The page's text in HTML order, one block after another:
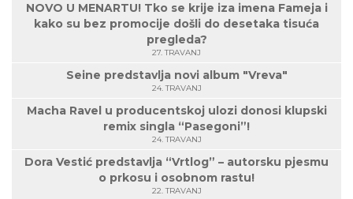
NOVO U MENARTU! Tko se krije iza imena Fameja i
kako su bez promocije došli do desetaka tisuća
pregleda?
27. TRAVANJ
Seine predstavlja novi album "Vreva"
24. TRAVANJ
Macha Ravel u producentskoj ulozi donosi klupski
remix singla “Pasegoni”!
24. TRAVANJ
Dora Vestić predstavlja “Vrtlog” – autorsku pjesmu
o prkosu i osobnom rastu!
22. TRAVANJ